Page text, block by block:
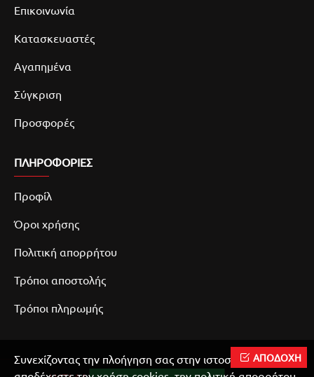
Επικοινωνία
Κατασκευαστές
Αγαπημένα
Σύγκριση
Προσφορές
ΠΛΗΡΟΦΟΡΙΕΣ
Προφίλ
Όροι χρήσης
Πολιτική απορρήτου
Τρόποι αποστολής
Τρόποι πληρωμής
ΑΠΟΔΟΧΗ
Συνεχίζοντας την πλοήγηση σας στην ιστοσελίδα μας